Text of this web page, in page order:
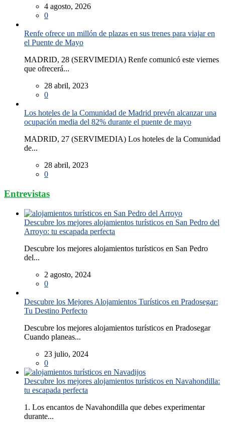
4 agosto, 2026
0
Renfe ofrece un millón de plazas en sus trenes para viajar en
el Puente de Mayo
MADRID, 28 (SERVIMEDIA) Renfe comunicó este viernes
que ofrecerá...
28 abril, 2023
0
Los hoteles de la Comunidad de Madrid prevén alcanzar una
ocupación media del 82% durante el puente de mayo
MADRID, 27 (SERVIMEDIA) Los hoteles de la Comunidad
de...
28 abril, 2023
0
Entrevistas
Descubre los mejores alojamientos turísticos en San Pedro del
Arroyo: tu escapada perfecta
Descubre los mejores alojamientos turísticos en San Pedro
del...
2 agosto, 2024
0
Descubre los Mejores Alojamientos Turísticos en Pradosegar:
Tu Destino Perfecto
Descubre los mejores alojamientos turísticos en Pradosegar
Cuando planeas...
23 julio, 2024
0
Descubre los mejores alojamientos turísticos en Navahondilla:
tu escapada perfecta
1. Los encantos de Navahondilla que debes experimentar
durante...